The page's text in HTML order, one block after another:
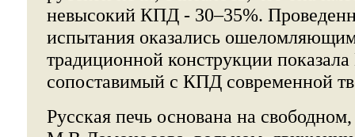
невысокий КПД - 30–35%.
испытания оказались
традиционной конструкции
сопоставимый с КПД современной
Русская печь основана на